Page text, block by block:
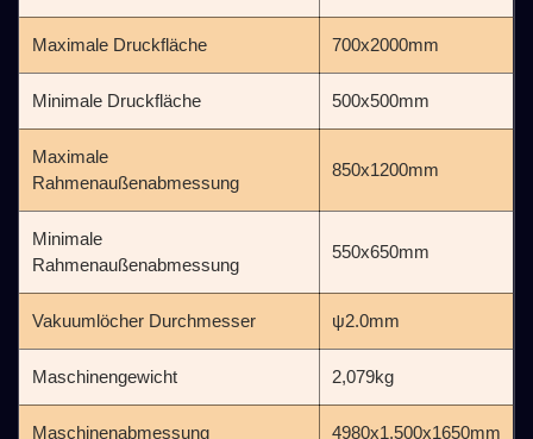
Maximale Druckfläche 700x2000mm
Minimale Druckfläche 500x500mm
Maximale
Rahmenaußenabmessung
850x1200mm
Minimale
Rahmenaußenabmessung
550x650mm
Vakuumlöcher Durchmesser ψ2.0mm
Maschinengewicht 2,079kg
Maschinenabmessung 4980x1,500x1650mm